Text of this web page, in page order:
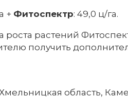
+ Фитоспектр: 49,0 ц/га.
растений
получить
область,